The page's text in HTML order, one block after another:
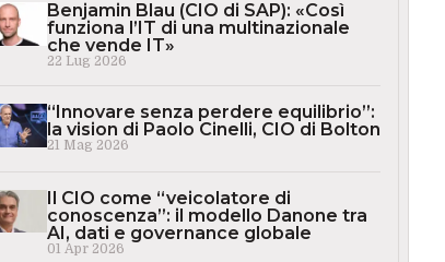
Benjamin Blau (CIO di SAP): «Così
funziona l’IT di una multinazionale
che vende IT»
22 Lug 2026
“Innovare senza perdere equilibrio”:
la vision di Paolo Cinelli, CIO di Bolton
21 Mag 2026
Il CIO come “veicolatore di
conoscenza”: il modello Danone tra
AI, dati e governance globale
01 Apr 2026